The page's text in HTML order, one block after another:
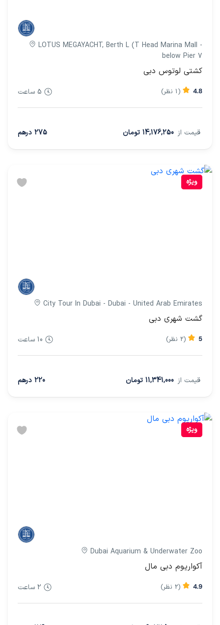
LOTUS MEGAYACHT, Berth L (T Head Marina Mall -
below Pier 7
کشتی لوتوس دبی
4.8 (1 نظر)
قیمت از 14,176,250 تومان 275 درهم
5 ساعت
ویژه
City Tour In Dubai - Dubai - United Arab Emirates
گشت شهری دبی
5 (2 نظر)
قیمت از 11,341,000 تومان 220 درهم
10 ساعت
ویژه
Dubai Aquarium & Underwater Zoo
آکواریوم دبی مال
4.9 (2 نظر) 2 ساعت